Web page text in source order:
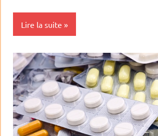
Lire la suite
Actualités
Economie
Valeurs
Biotech